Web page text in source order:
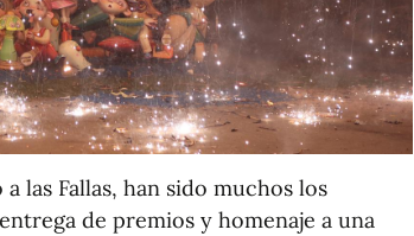
las Fallas, han sido muchos los
de premios y homenaje a una